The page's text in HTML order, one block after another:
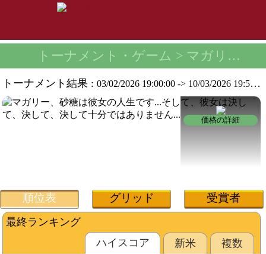
トーナメント・ゲーム > マガリーチピートーナメント -
トーナメント結果 :03/02/2026 19:00:00 -> 10/03/2026 19:59:59
価格の詳細
順位表 グリッド 受賞者
最終ランキング
ハイスコ​​ア
新米 複数